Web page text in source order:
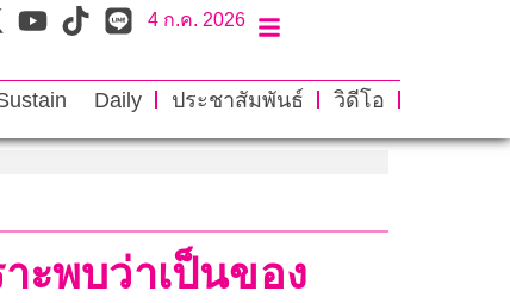
4 ก.ค. 2026
Daily ประชาสัมพันธ์
วิดีโอ
ะพบว่าเป็นของ